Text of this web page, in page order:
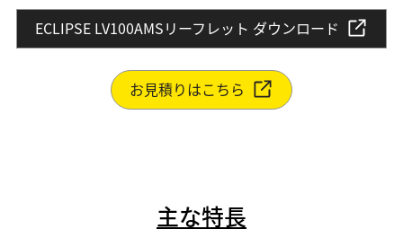
ECLIPSE LV100AMSリーフレット ダウンロード
お見積りはこちら
主な特長